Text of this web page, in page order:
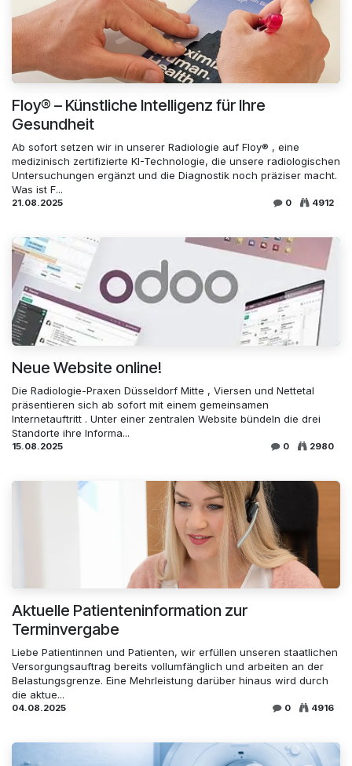
Floy® – Künstliche Intelligenz für Ihre
Gesundheit
Ab sofort setzen wir in unserer Radiologie auf Floy® , eine
medizinisch zertifizierte KI-Technologie, die unsere radiologischen
Untersuchungen ergänzt und die Diagnostik noch präziser macht.
Was ist F...
21.08.2025 0 4912
Neue Website online!
Die Radiologie-Praxen Düsseldorf Mitte , Viersen und Nettetal
präsentieren sich ab sofort mit einem gemeinsamen
Internetauftritt . Unter einer zentralen Website bündeln die drei
Standorte ihre Informa...
15.08.2025 0 2980
Aktuelle Patienteninformation zur
Terminvergabe
Liebe Patientinnen und Patienten, wir erfüllen unseren staatlichen
Versorgungsauftrag bereits vollumfänglich und arbeiten an der
Belastungsgrenze. Eine Mehrleistung darüber hinaus wird durch
die aktue...
04.08.2025 0 4916